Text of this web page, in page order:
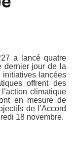
a lancé quatre
dernier jour de la
initiatives lancées
offrent des
climatique
en mesure de
de l’Accord
18 novembre.